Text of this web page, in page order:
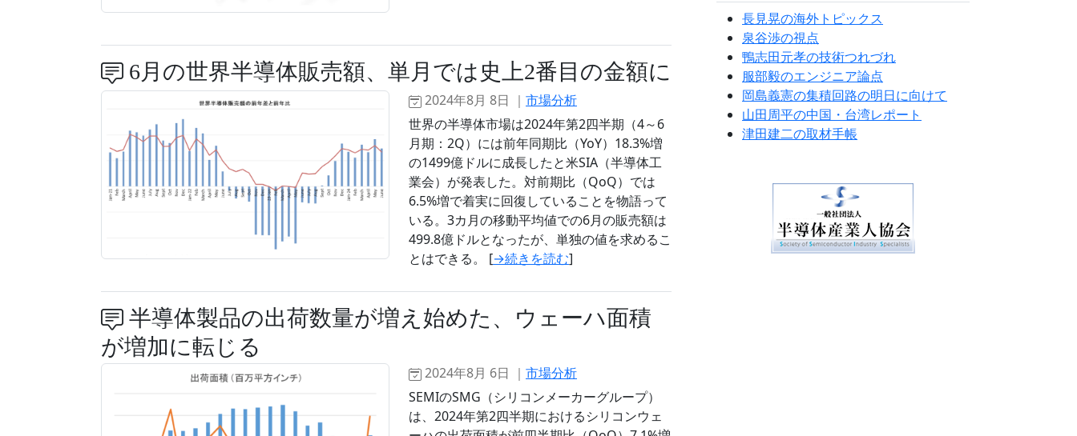
6月の世界半導体販売額、単月では史上2番目の金額に
2024年8月 8日 ｜ 市場分析
世界の半導体市場は2024年第2四半期（4～6
月期：2Q）には前年同期比（YoY）18.3%増
の1499億ドルに成長したと米SIA（半導体工
業会）が発表した。対前期比（QoQ）では
6.5%増で着実に回復していることを物語って
いる。3カ月の移動平均値での6月の販売額は
499.8億ドルとなったが、単独の値を求めるこ
とはできる。 [→続きを読む]
半導体製品の出荷数量が増え始めた、ウェーハ面積
が増加に転じる
2024年8月 6日 ｜ 市場分析
SEMIのSMG（シリコンメーカーグループ）
は、2024年第2四半期におけるシリコンウェ
長見晃の海外トピックス
泉谷渉の視点
鴨志田元孝の技術つれづれ
服部毅のエンジニア論点
岡島義憲の集積回路の明日に向けて
山田周平の中国・台湾レポート
津田建二の取材手帳